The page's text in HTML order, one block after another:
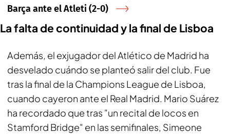
Barça ante el Atleti (2-0)
La falta de continuidad y la final de Lisboa
Además, el exjugador del Atlético de Madrid ha
desvelado cuándo se planteó salir del club. Fue
tras la final de la Champions League de Lisboa,
cuando cayeron ante el Real Madrid. Mario Suárez
ha recordado que tras "un recital de locos en
Stamford Bridge" en las semifinales, Simeone